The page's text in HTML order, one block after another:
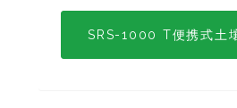
SRS-1000 T便携式土